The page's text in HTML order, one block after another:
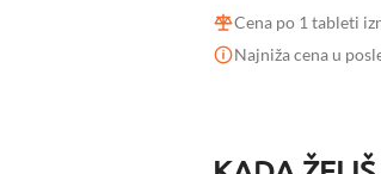
Cena po 1 tableti
Najniža cena u